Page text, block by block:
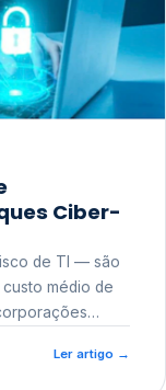
Ciber-
de TI — são
órgãos como a
Ler artigo →